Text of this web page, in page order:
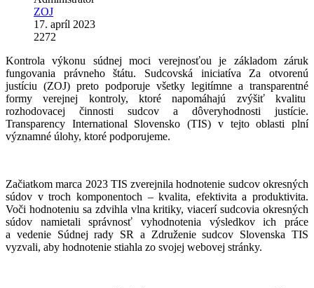
ZOJ
17. apríl 2023
2272
Kontrola výkonu súdnej moci verejnosťou je základom záruk
fungovania právneho štátu. Sudcovská iniciatíva Za otvorenú
justíciu (ZOJ) preto podporuje všetky legitímne a transparentné
formy verejnej kontroly, ktoré napomáhajú zvýšiť kvalitu
rozhodovacej činnosti sudcov a dôveryhodnosti justície.
Transparency International Slovensko (TIS) v tejto oblasti plní
významné úlohy, ktoré podporujeme.
Začiatkom marca 2023 TIS zverejnila hodnotenie sudcov okresných
súdov v troch komponentoch – kvalita, efektivita a produktivita.
Voči hodnoteniu sa zdvihla vlna kritiky, viacerí sudcovia okresných
súdov namietali správnosť vyhodnotenia výsledkov ich práce
a vedenie Súdnej rady SR a Združenie sudcov Slovenska TIS
vyzvali, aby hodnotenie stiahla zo svojej webovej stránky.